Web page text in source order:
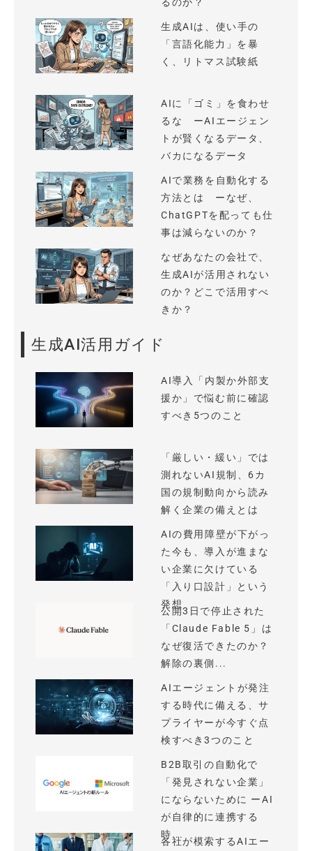
生成AIは、使い手の
「言語化能力」を暴
く、リトマス試験紙
AIに「ゴミ」を食わせ
るな ーAIエージェン
トが賢くなるデータ、
バカになるデータ
AIで業務を自動化する
方法とは ーなぜ、
ChatGPTを配っても仕
事は減らないのか？
なぜあなたの会社で、
生成AIが活用されない
のか？どこで活用すべ
きか？
生成AI活用ガイド
AI導入「内製か外部支
援か」で悩む前に確認
すべき5つのこと
「厳しい・緩い」では
測れないAI規制、6カ
国の規制動向から読み
解く企業の備えとは
AIの費用障壁が下がっ
た今も、導入が進まな
い企業に欠けている
「入り口設計」という
発想
公開3日で停止された
「Claude Fable 5」は
なぜ復活できたのか？
解除の裏側...
AIエージェントが発注
する時代に備える、サ
プライヤーが今すぐ点
検すべき3つのこと
B2B取引の自動化で
「発見されない企業」
にならないために ーAI
が自律的に連携する
時...
各社が模索するAIエー